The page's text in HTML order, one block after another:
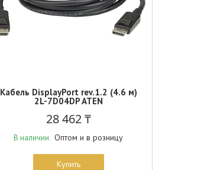
Кабель DisplayPort rev.1.2 (4.6 м)
2L-7D04DP ATEN
28 462 ₸
В наличии Оптом и в розницу
Купить